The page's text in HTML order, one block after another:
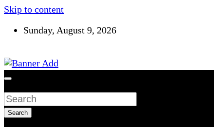
Skip to content
Sunday, August 9, 2026
सूचना तपाईंकाे अधिकार
Search